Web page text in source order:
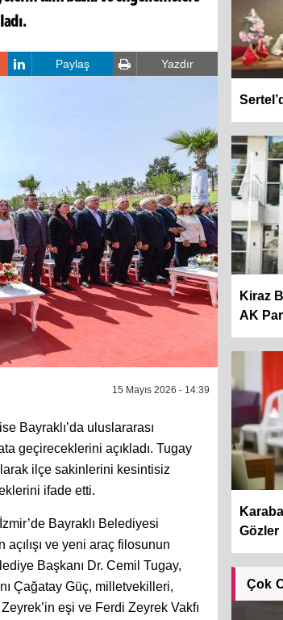
Paylaş Yazdır
15 Mayıs 2026 - 14:39
Bayraklı’da uluslararası
geçireceklerini açıkladı. Tugay
ilçe sakinlerini kesintisiz
ifade etti.
Bayraklı Belediyesi
açılışı ve yeni araç filosunun
Başkanı Dr. Cemil Tugay,
Çağatay Güç, milletvekilleri,
eşi ve Ferdi Zeyrek Vakfı
Kiraz
AK
Gözler
Çok